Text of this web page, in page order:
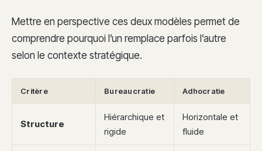
Mettre en perspective ces deux modèles permet de
comprendre pourquoi l’un remplace parfois l’autre
selon le contexte stratégique.
Critère Bureaucratie Adhocratie
Structure
Hiérarchique et
rigide
Horizontale et
fluide